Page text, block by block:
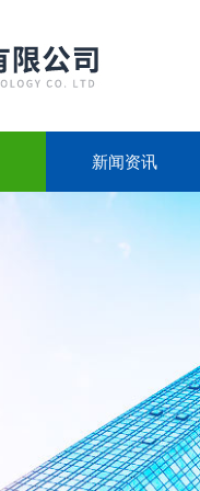
新闻资讯